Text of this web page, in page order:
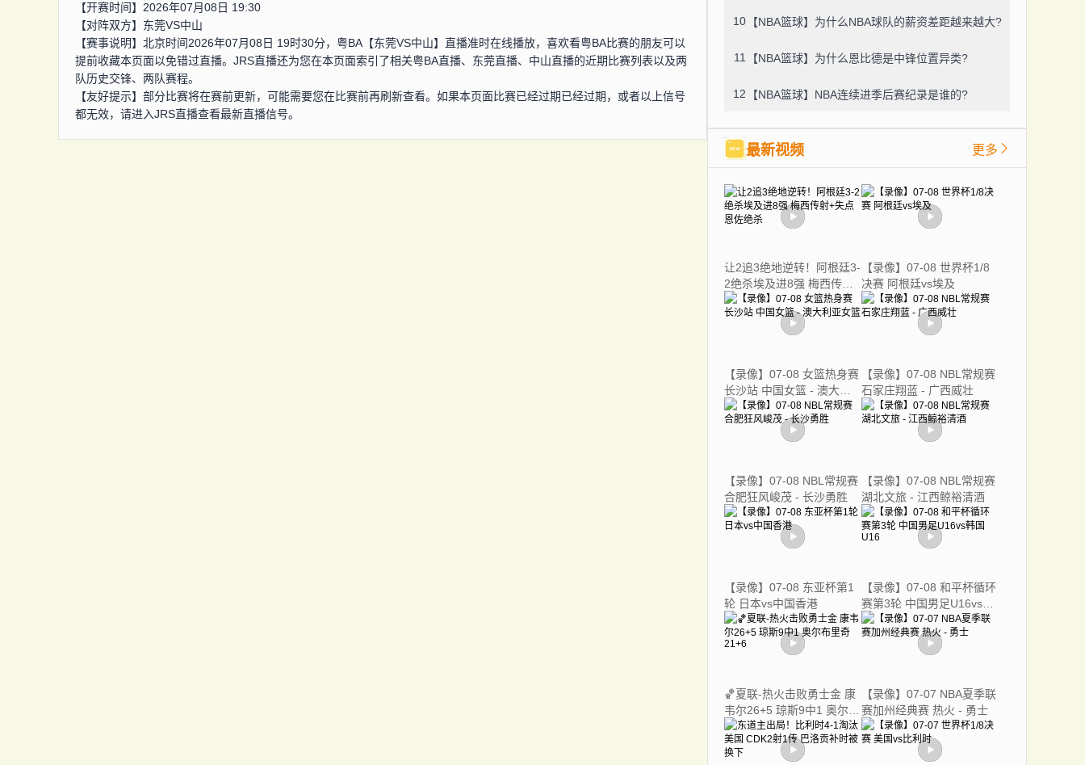
【开赛时间】2026年07月08日 19:30
【对阵双方】 东莞VS中山
【赛事说明】北京时间2026年07月08日 19时30分，粤BA【东莞VS中山】直播准时在线播放，喜欢看粤BA比赛的朋友可以
提前收藏本页面以免错过直播。JRS直播还为您在本页面索引了相关粤BA直播、东莞直播、中山直播的近期比赛列表以及两
队历史交锋、两队赛程。
【友好提示】部分比赛将在赛前更新，可能需要您在比赛前再刷新查看。如果本页面比赛已经过期已经过期，或者以上信号
都无效，请进入JRS直播查看最新直播信号。
10 【NBA篮球】为什么NBA球队的薪资差距越来越大?
11 【NBA篮球】为什么恩比德是中锋位置异类?
12 【NBA篮球】NBA连续进季后赛纪录是谁的?
最新视频 更多
让2追3绝地逆转！阿根廷3-
2绝杀埃及进8强 梅西传射
+失点恩佐绝杀
【录像】07-08 世界杯1/8
决赛 阿根廷vs埃及
【录像】07-08 女篮热身赛
长沙站 中国女篮 - 澳大利
亚女篮
【录像】07-08 NBL常规赛
石家庄翔蓝 - 广西威壮
【录像】07-08 NBL常规赛
合肥狂风峻茂 - 长沙勇胜
【录像】07-08 NBL常规赛
湖北文旅 - 江西鲸裕清酒
【录像】07-08 东亚杯第1
轮 日本vs中国香港
【录像】07-08 和平杯循环
赛第3轮 中国男足U16vs韩
国U16
🏀夏联-热火击败勇士金 康
韦尔26+5 琼斯9中1 奥尔布
里奇21+6
【录像】07-07 NBA夏季联
赛加州经典赛 热火 - 勇士